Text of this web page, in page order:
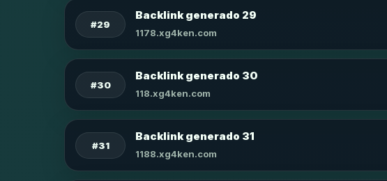
#29
Backlink generado 29
1178.xg4ken.com
#30
Backlink generado 30
118.xg4ken.com
#31
Backlink generado 31
1188.xg4ken.com